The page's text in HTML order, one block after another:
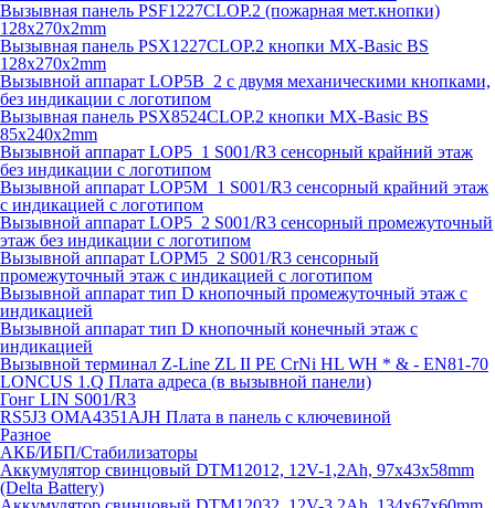
Вызывная панель PSF1227CLOP.2 (пожарная мет.кнопки)
128х270х2mm
Вызывная панель PSX1227CLOP.2 кнопки MX-Basic BS
128х270х2mm
Вызывной аппарат LOP5B_2 с двумя механическими кнопками,
без индикации с логотипом
Вызывная панель PSX8524CLOP.2 кнопки MX-Basic BS
85х240х2mm
Вызывной аппарат LOP5_1 S001/R3 сенсорный крайний этаж
без индикации с логотипом
Вызывной аппарат LOP5M_1 S001/R3 сенсорный крайний этаж
с индикацией с логотипом
Вызывной аппарат LOP5_2 S001/R3 сенсорный промежуточный
этаж без индикации с логотипом
Вызывной аппарат LOPM5_2 S001/R3 сенсорный
промежуточный этаж с индикацией с логотипом
Вызывной аппарат тип D кнопочный промежуточный этаж с
индикацией
Вызывной аппарат тип D кнопочный конечный этаж с
индикацией
Вызывной терминал Z-Line ZL II PE CrNi HL WH * & - EN81-70
LONCUS 1.Q Плата адреса (в вызывной панели)
Гонг LIN S001/R3
RS5J3 OMA4351AJH Плата в панель с ключевиной
Разное
АКБ/ИБП/Стабилизаторы
Аккумулятор свинцовый DTM12012, 12V-1,2Ah, 97х43х58mm
(Delta Battery)